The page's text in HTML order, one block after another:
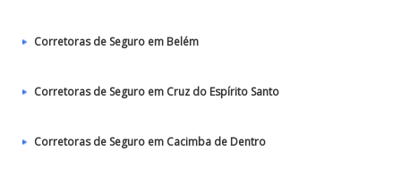
Corretoras de Seguro em Belém
Corretoras de Seguro em Cruz do Espírito Santo
Corretoras de Seguro em Cacimba de Dentro